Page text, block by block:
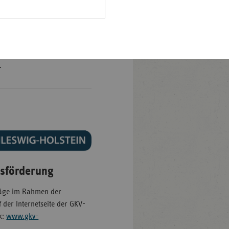
im Rahmen der
Internetseite der GKV-
www.gkv-